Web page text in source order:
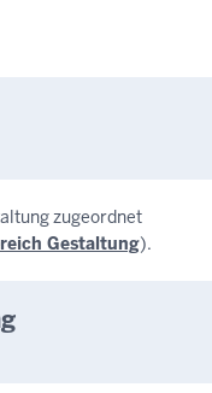
zugeordnet
Gestaltung).